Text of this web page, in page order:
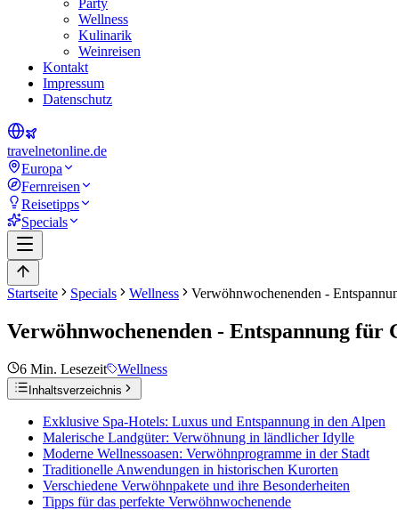
Party
Wellness
Kulinarik
Weinreisen
Kontakt
Impressum
Datenschutz
travelnetonline.de
Europa
Fernreisen
Reisetipps
Specials
Startseite Specials Wellness Verwöhnwochenenden -
Verwöhnwochenenden - Entspannung für
6 Min. Lesezeit Wellness
Inhaltsverzeichnis
Exklusive Spa-Hotels: Luxus und Entspannung in den Alpen
Malerische Landgüter: Verwöhnung in ländlicher Idylle
Moderne Wellnessoasen: Verwöhnprogramme in der Stadt
Traditionelle Anwendungen in historischen Kurorten
Verschiedene Verwöhnpakete und ihre Besonderheiten
Tipps für das perfekte Verwöhnwochenende